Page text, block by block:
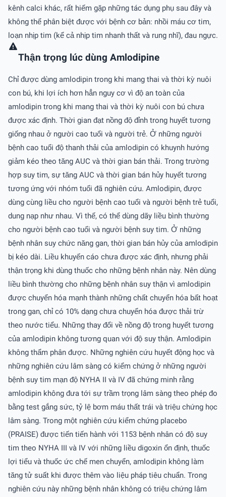
kênh calci khác, rất hiếm gặp những tác dụng phụ sau đây và
không thể phân biệt được với bệnh cơ bản: nhồi máu cơ tim,
loạn nhịp tim (kể cả nhịp tim nhanh thất và rung nhĩ), đau ngực.
Thận trọng lúc dùng Amlodipine
Chỉ được dùng amlodipin trong khi mang thai và thời kỳ nuôi
con bú, khi lợi ích hơn hẳn nguy cơ vì độ an toàn của
amlodipin trong khi mang thai và thời kỳ nuôi con bú chưa
được xác định. Thời gian đạt nồng độ đỉnh trong huyết tương
giống nhau ở người cao tuổi và người trẻ. Ở những người
bệnh cao tuổi độ thanh thải của amlodipin có khuynh hướng
giảm kéo theo tăng AUC và thời gian bán thải. Trong trường
hợp suy tim, sự tăng AUC và thời gian bán hủy huyết tương
tương ứng với nhóm tuổi đã nghiên cứu. Amlodipin, được
dùng cùng liều cho người bệnh cao tuổi và người bệnh trẻ tuổi,
dung nạp như nhau. Vì thế, có thể dùng dãy liều bình thường
cho người bệnh cao tuổi và người bệnh suy tim. Ở những
bệnh nhân suy chức năng gan, thời gian bán hủy của amlodipin
bị kéo dài. Liều khuyến cáo chưa được xác định, nhưng phải
thận trọng khi dùng thuốc cho những bệnh nhân này. Nên dùng
liều bình thường cho những bệnh nhân suy thận vì amlodipin
được chuyển hóa mạnh thành những chất chuyển hóa bất hoạt
trong gan, chỉ có 10% dạng chưa chuyển hóa được thải trừ
theo nước tiểu. Những thay đổi về nồng độ trong huyết tương
của amlodipin không tương quan với độ suy thận. Amlodipin
không thẩm phân được. Những nghiên cứu huyết động học và
những nghiên cứu lâm sàng có kiểm chứng ở những người
bệnh suy tim mạn độ NYHA II và IV đã chứng minh rằng
amlodipin không đưa tới sự trầm trọng lâm sàng theo phép đo
bằng test gắng sức, tỷ lệ bơm máu thất trái và triệu chứng học
lâm sàng. Trong một nghiên cứu kiểm chứng placebo
(PRAISE) được tiến tiến hành với 1153 bệnh nhân có độ suy
tim theo NYHA III và IV với những liều digoxin ổn định, thuốc
lợi tiểu và thuốc ức chế men chuyển, amlodipin không làm
tăng tử suất khi được thêm vào liệu pháp tiêu chuẩn. Trong
nghiên cứu này những bệnh nhân không có triệu chứng lâm